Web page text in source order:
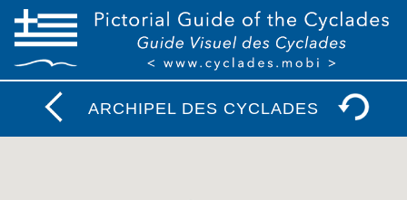
ARCHIPEL DES CYCLADES